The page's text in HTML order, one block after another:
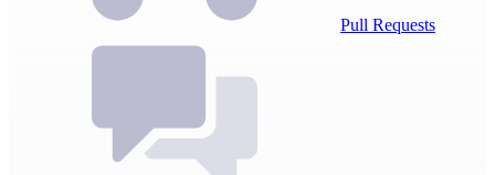
Pull Requests